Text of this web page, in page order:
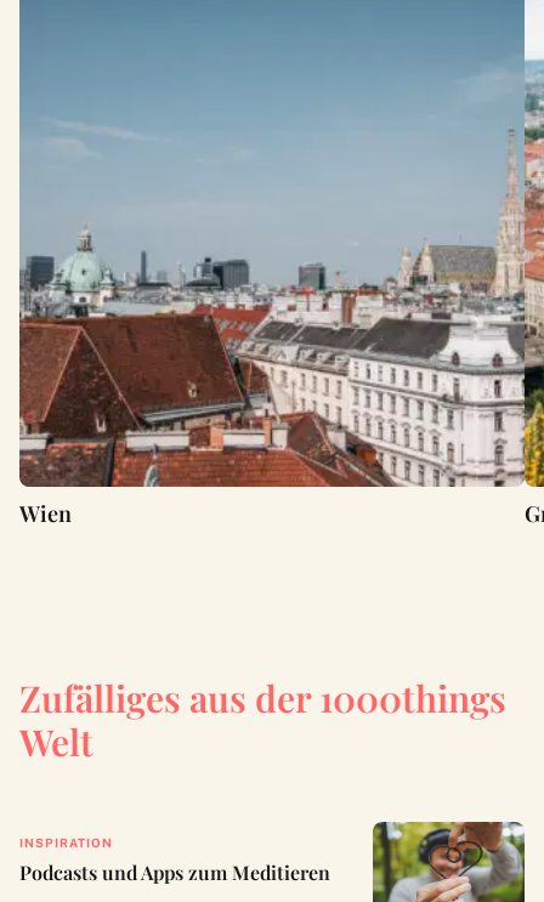
Wien
Zufälliges aus der 1000things
Welt
INSPIRATION
Podcasts und Apps zum Meditieren